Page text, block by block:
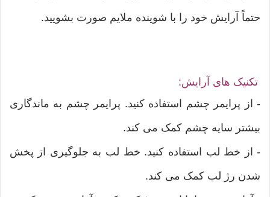
حتماً آرایش خود را با شوینده ملایم صورت بشویید.
تکنیک های آرایش:
- از پرایمر چشم استفاده کنید. پرایمر چشم به ماندگاری
بیشتر سایه چشم کمک می کند.
- از خط لب استفاده کنید. خط لب به جلوگیری از پخش
شدن رژ لب کمک می کند.